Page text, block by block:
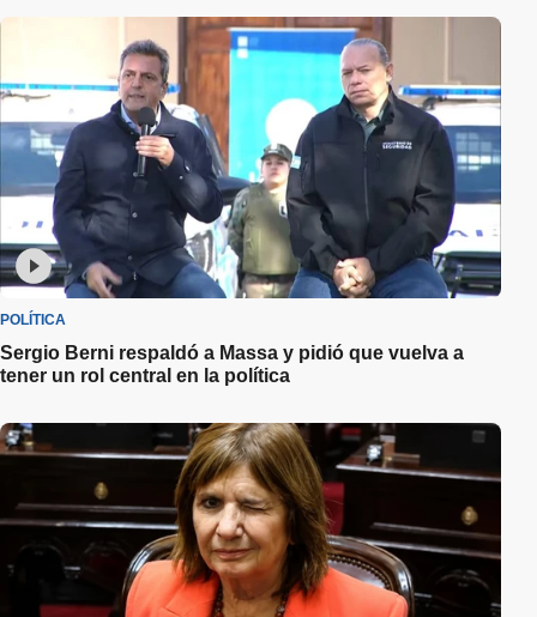
POLÍTICA
Sergio Berni respaldó a Massa y pidió que vuelva a
tener un rol central en la política